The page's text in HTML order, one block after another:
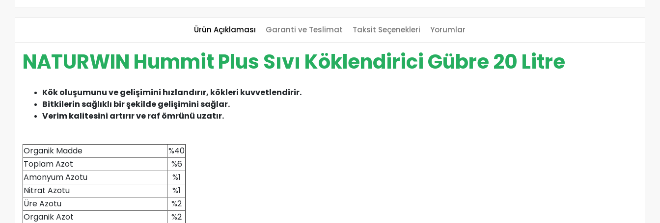
Ürün Açıklaması Garanti ve Teslimat Taksit Seçenekleri Yorumlar
NATURWIN Hummit Plus Sıvı Köklendirici Gübre 20 Litre
Kök oluşumunu ve gelişimini hızlandırır, kökleri kuvvetlendirir.
Bitkilerin sağlıklı bir şekilde gelişimini sağlar.
Verim kalitesini artırır ve raf ömrünü uzatır.
Organik Madde
%40
Toplam Azot
%6
Amonyum Azotu
%1
Nitrat Azotu
%1
Üre Azotu
%2
Organik Azot
%2